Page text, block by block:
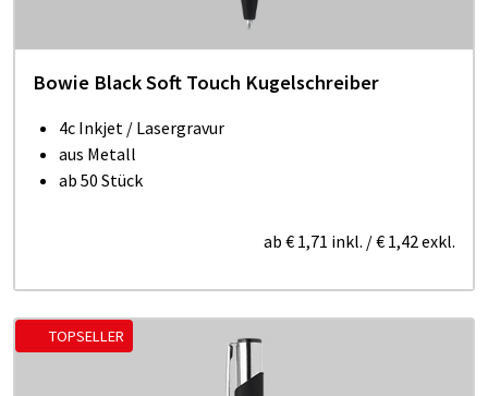
Bowie Black Soft Touch Kugelschreiber
4c Inkjet / Lasergravur
aus Metall
ab 50 Stück
ab € 1,71 inkl. /€ 1,42exkl.
TOPSELLER